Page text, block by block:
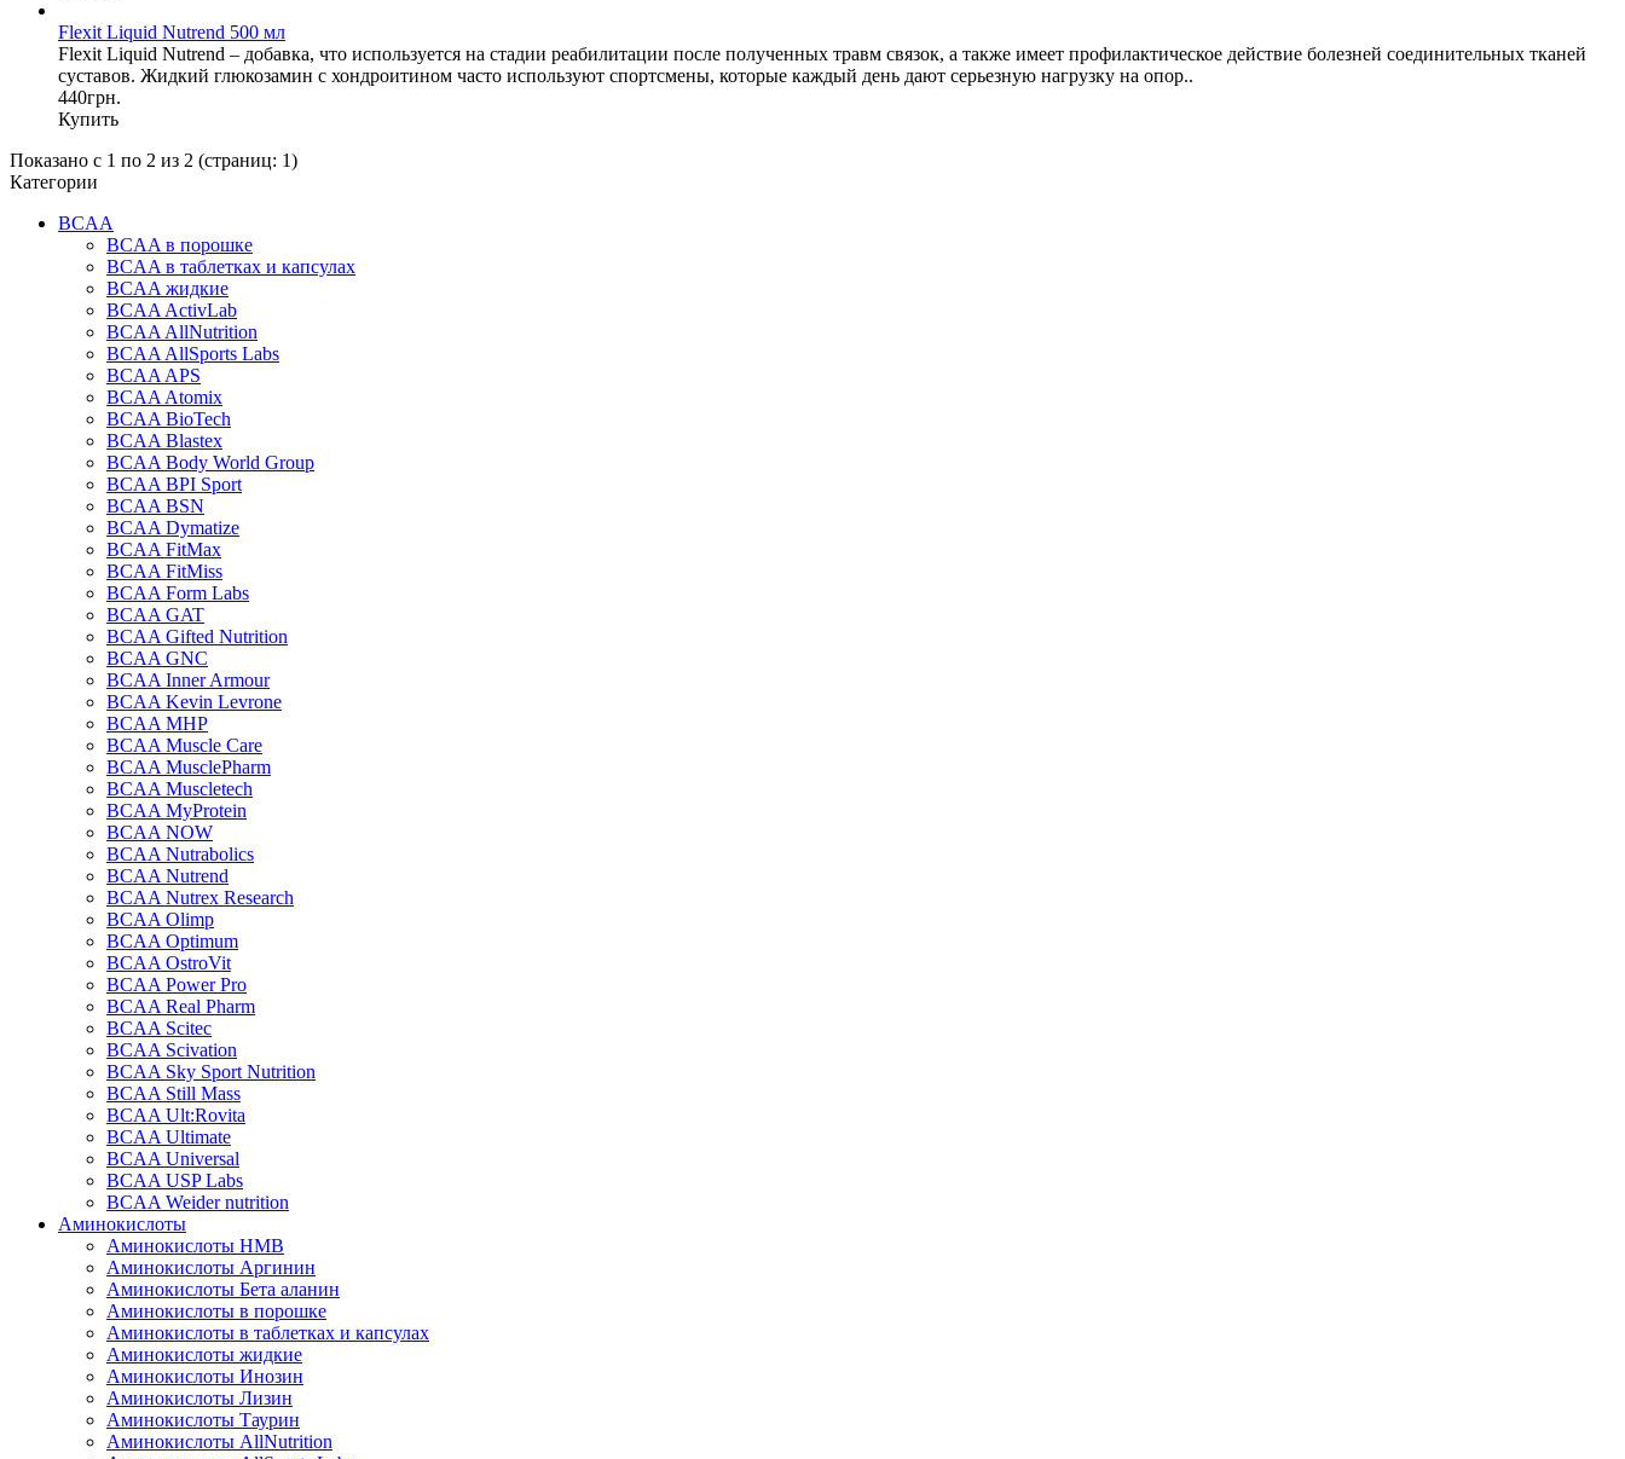
Flexit Liquid Nutrend 500 мл
Flexit Liquid Nutrend – добавка, что используется на стадии реабилитации после полученных травм связок, а также имеет профилактическое действие болезней соединительных тканей
суставов. Жидкий глюкозамин с хондроитином часто используют спортсмены, которые каждый день дают серьезную нагрузку на опор..
440грн.
Купить
Показано с 1 по 2 из 2 (страниц: 1)
Категории
BCAA
BCAA в порошке
BCAA в таблетках и капсулах
BCAA жидкие
BCAA ActivLab
BCAA AllNutrition
BCAA AllSports Labs
BCAA APS
BCAA Atomix
BCAA BioTech
BCAA Blastex
BCAA Body World Group
BCAA BPI Sport
BCAA BSN
BCAA Dymatize
BCAA FitMax
BCAA FitMiss
BCAA Form Labs
BCAA GAT
BCAA Gifted Nutrition
BCAA GNC
BCAA Inner Armour
BCAA Kevin Levrone
BCAA MHP
BCAA Muscle Care
BCAA MusclePharm
BCAA Muscletech
BCAA MyProtein
BCAA NOW
BCAA Nutrabolics
BCAA Nutrend
BCAA Nutrex Research
BCAA Olimp
BCAA Optimum
BCAA OstroVit
BCAA Power Pro
BCAA Real Pharm
BCAA Scitec
BCAA Scivation
BCAA Sky Sport Nutrition
BCAA Still Mass
BCAA Ult:Rovita
BCAA Ultimate
BCAA Universal
BCAA USP Labs
BCAA Weider nutrition
Аминокислоты
Аминокислоты HMB
Аминокислоты Аргинин
Аминокислоты Бета аланин
Аминокислоты в порошке
Аминокислоты в таблетках и капсулах
Аминокислоты жидкие
Аминокислоты Инозин
Аминокислоты Лизин
Аминокислоты Таурин
Аминокислоты AllNutrition